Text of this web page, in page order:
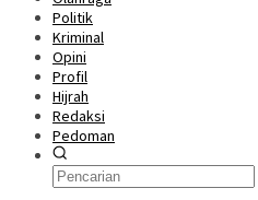
Politik
Kriminal
Opini
Profil
Hijrah
Redaksi
Pedoman